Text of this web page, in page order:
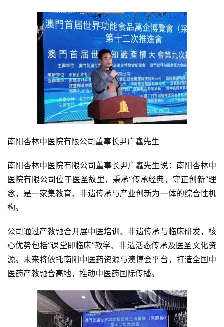
南阳杏林中医院有限公司董事长尹广鑫先生
南阳杏林中医院有限公司董事长尹广鑫先生说：南阳杏林中
医院有限公司位于医圣故里，秉承“传承经典，守正创新”理
念，是一家集教育、非遗传承与产业创新为一体的综合性机
构。
公司通过产教融合开展中医培训、非遗传承与临床研发，核
心优势包括“课堂即临床”教学、非遗活态传承及医圣文化资
源。未来将依托南阳中医药资源与澳博会平台，打造全国中
医药产教融合高地，推动中医药国际传播。